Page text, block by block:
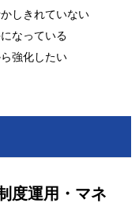
しきれていない
なっている
強化したい
度運用・マネ